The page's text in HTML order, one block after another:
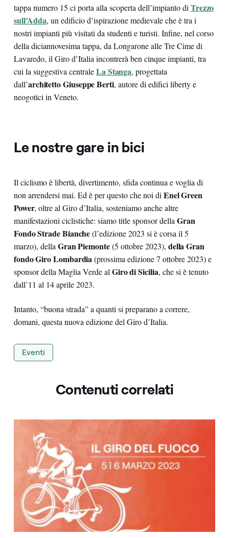
tappa numero 15 ci porta alla scoperta dell’impianto di Trezzo
sull’Adda, un edificio d’ispirazione medievale che è tra i
nostri impianti più visitati da studenti e turisti. Infine, nel corso
della diciannovesima tappa, da Longarone alle Tre Cime di
Lavaredo, il Giro d’Italia incontrerà ben cinque impianti, tra
cui la suggestiva centraleLaStanga, progettata
dall’architetto Giuseppe Berti, autore di edifici liberty e
neogotici in Veneto.
Le nostre gare in bici
Il ciclismo è libertà, divertimento, sfida continua e voglia di
non arrendersi mai. Ed è per questo che noi diEnel Green
Power, oltre al Giro d’Italia, sosteniamo anche altre
manifestazioni ciclistiche: siamo title sponsor dellaGran
Fondo Strade Bianche(l’edizione 2023 si è corsa il 5
marzo), dellaGran Piemonte(5 ottobre 2023), della Gran
fondo Giro Lombardia(prossima edizione 7 ottobre 2023) e
sponsor della Maglia Verde alGiro di Sicilia, che si è tenuto
dall’11 al 14 aprile 2023.
Intanto, “buona strada” a quanti si preparano a correre,
domani, questa nuova edizione del Giro d’Italia.
Eventi
Contenuti correlati